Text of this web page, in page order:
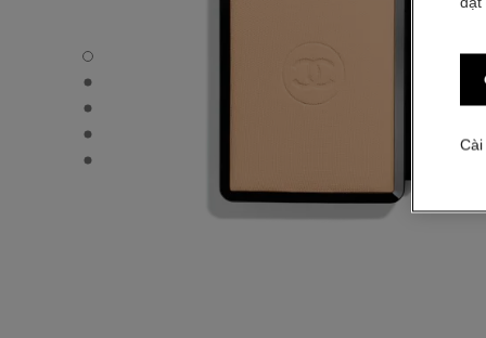
ULTRA LE TEINT – LÕI THAY THẾ - Chế độ xem mặc định
ULTRA LE TEINT – LÕI THAY THẾ - Hình ảnh khác - 1
ULTRA LE TEINT – LÕI THAY THẾ - Xem kết cấu cơ bản
ULTRA LE TEINT – LÕI THAY THẾ -
ULTRA LE TEINT – LÕI THAY THẾ -